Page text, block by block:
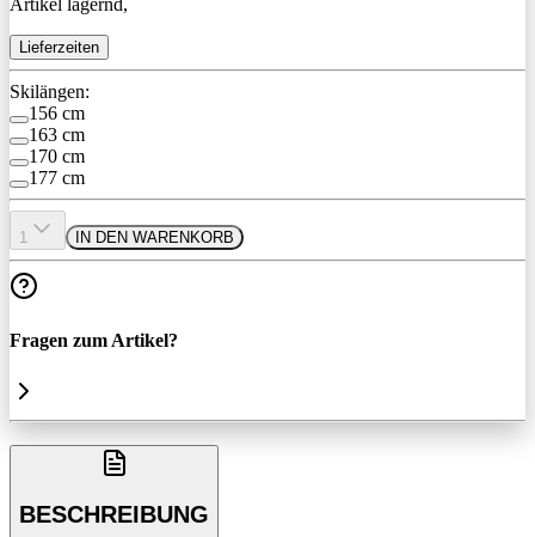
Lieferzeiten
Skilängen:
156 cm
163 cm
170 cm
177 cm
1 IN DEN WARENKORB
Fragen zum Artikel?
BESCHREIBUNG